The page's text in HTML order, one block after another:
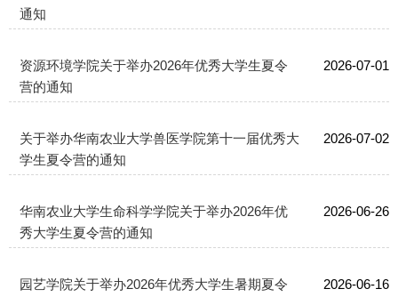
通知
资源环境学院关于举办2026年优秀大学生夏令
营的通知
2026-07-01
关于举办华南农业大学兽医学院第十一届优秀大
学生夏令营的通知
2026-07-02
华南农业大学生命科学学院关于举办2026年优
秀大学生夏令营的通知
2026-06-26
园艺学院关于举办2026年优秀大学生暑期夏令
2026-06-16